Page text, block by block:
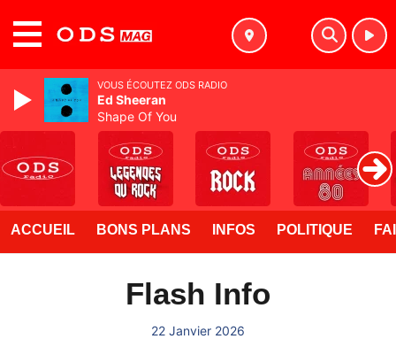
ACCUEIL BONS PLANS INFOS POLITIQUE
Flash Info
22 Janvier 2026
VOUS ÉCOUTEZ ODS RADIO
Ed Sheeran
Shape Of You